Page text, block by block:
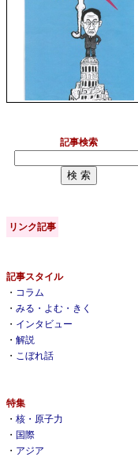
記事検索
リンク記事
記事スタイル
・ コラム
・ みる・よむ・きく
・ インタビュー
・ 解説
・ こぼれ話
特集
・ 核・原子力
・ 国際
・ アジア